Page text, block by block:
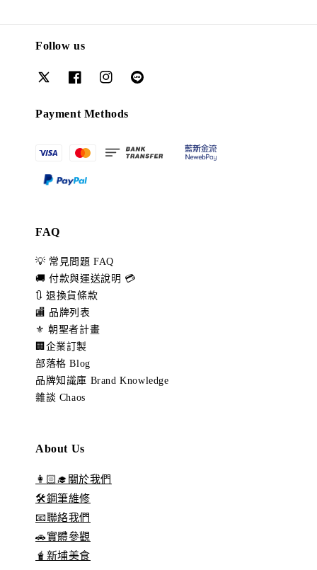
Follow us
Payment Methods
FAQ
💡 常見問題 FAQ
🚚 付款與運送說明 💳
🔃 退換貨條款
🏬 品牌列表
⚜️ 朝聖者計畫
🏢企業訂製
部落格 Blog
品牌知識庫 Brand Knowledge
雜談 Chaos
About Us
👩🏻‍🎓關於我們
🛠️鋼筆維修
📧聯絡我們
🚗實體參觀
🧋新埔美食